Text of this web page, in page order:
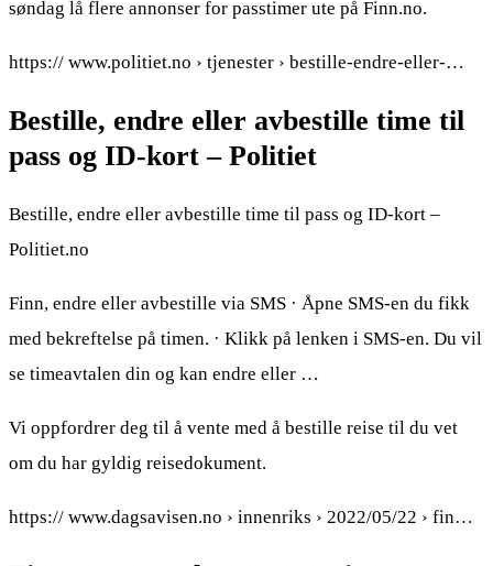
søndag lå flere annonser for passtimer ute på Finn.no.
https:// www.politiet.no › tjenester › bestille-endre-eller-…
Bestille, endre eller avbestille time til
pass og ID-kort – Politiet
Bestille, endre eller avbestille time til pass og ID-kort –
Politiet.no
Finn, endre eller avbestille via SMS · Åpne SMS-en du fikk
med bekreftelse på timen. · Klikk på lenken i SMS-en. Du vil
se timeavtalen din og kan endre eller …
Vi oppfordrer deg til å vente med å bestille reise til du vet
om du har gyldig reisedokument.
https:// www.dagsavisen.no › innenriks › 2022/05/22 › fin…